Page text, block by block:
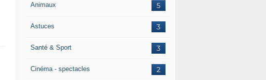
5
Animaux
3
Astuces
3
Santé & Sport
2
Cinéma - spectacles